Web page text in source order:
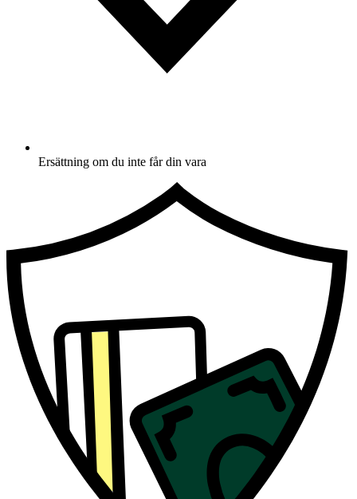
Ersättning om du inte får din vara